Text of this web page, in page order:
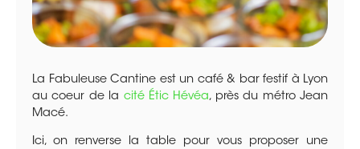
La Fabuleuse Cantine est un café & bar festif à Lyon
au coeur de la cité Étic Hévéa, près du métro Jean
Macé.
Ici, on renverse la table pour vous proposer une